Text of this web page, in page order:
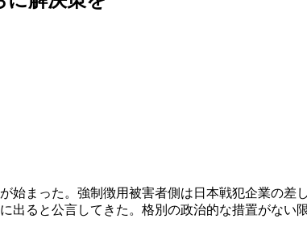
まった。強制徴用被害者側は日本戦犯企業の差
ると公言してきた。格別の政治的な措置がない